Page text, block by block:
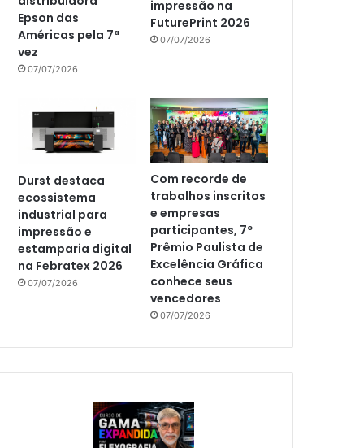
Epson das
Américas pela 7ª
vez
07/07/2026
impressão na
FuturePrint 2026
07/07/2026
Durst destaca
ecossistema
industrial para
impressão e
estamparia digital
na Febratex 2026
07/07/2026
Com recorde de
trabalhos inscritos
e empresas
participantes, 7º
Prêmio Paulista de
Excelência Gráfica
conhece seus
vencedores
07/07/2026